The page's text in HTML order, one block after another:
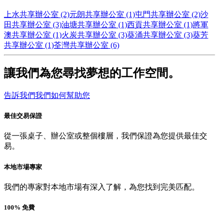
上水共享辦公室 (2)元朗共享辦公室 (1)屯門共享辦公室 (2)沙
田共享辦公室 (3)油塘共享辦公室 (1)西貢共享辦公室 (1)將軍
澳共享辦公室 (1)火炭共享辦公室 (3)葵涌共享辦公室 (3)葵芳
共享辦公室 (1)荃灣共享辦公室 (6)
讓我們為您尋找夢想的工作空間。
告訴我們我們如何幫助您
最佳交易保證
從一張桌子、辦公室或整個樓層，我們保證為您提供最佳交
易。
本地市場專家
我們的專家對本地市場有深入了解，為您找到完美匹配。
100% 免費